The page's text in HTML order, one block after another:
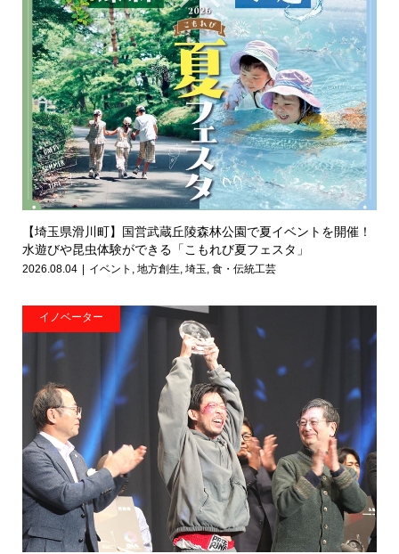
【埼玉県滑川町】国営武蔵丘陵森林公園で夏イベントを開催！
水遊びや昆虫体験ができる「こもれび夏フェスタ」
2026.08.04 イベント , 地方創生, 埼玉, 食・伝統工芸
イノベーター